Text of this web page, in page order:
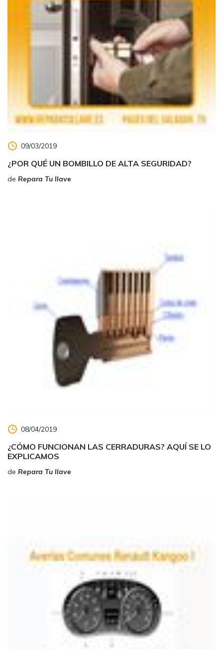
09/03/2019
¿POR QUÉ UN BOMBILLO DE ALTA SEGURIDAD?
de Repara Tu llave
08/04/2019
¿CÓMO FUNCIONAN LAS CERRADURAS? AQUÍ SE LO
EXPLICAMOS
de Repara Tu llave